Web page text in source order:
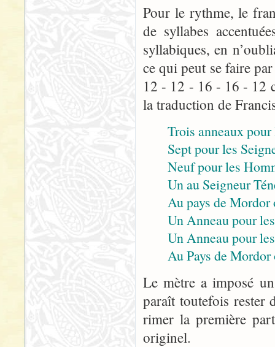
Pour le rythme, le
de syllabes
syllabiques, en
ce qui peut se faire
12 - 12 - 16 - 16 - 12
la traduction de
Trois anneaux
Sept pour les
Neuf pour les
Un au Seigneur
Au pays de Mordor
Un Anneau pour
Un Anneau pour
Au Pays de Mordor
Le mètre a imposé
paraît toutefois rester
rimer la première
originel.